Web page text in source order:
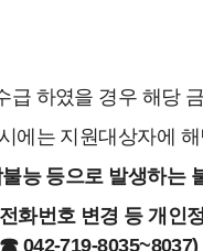
하였을 경우 해당
에는 지원대상자에
능 등으로 발생하는
화번호 변경 등 개인
042-719-8035~8037)